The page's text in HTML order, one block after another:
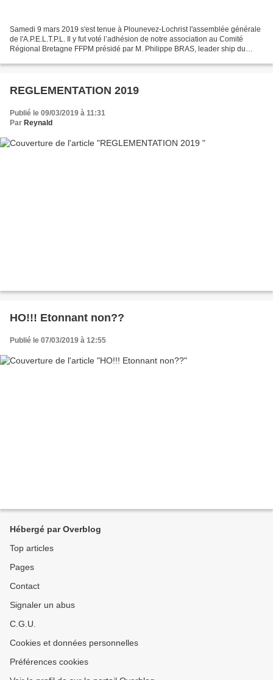
Samedi 9 mars 2019 s'est tenue à Plounevez-Lochrist l'assemblée générale
de l'A.P.E.L.T.P.L. Il y fut voté l’adhésion de notre association au Comité
Régional Bretagne FFPM présidé par M. Philippe BRAS, leader ship du
REGLEMENTATION 2019
Publié le 09/03/2019 à 11:31
Par Reynald
HO!!! Etonnant non??
Publié le 07/03/2019 à 12:55
Hébergé par Overblog
Top articles
Pages
Contact
Signaler un abus
C.G.U.
Cookies et données personnelles
Préférences cookies